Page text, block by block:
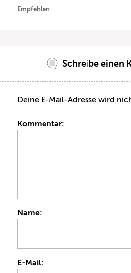
Empfehlen
Schreibe einen
Deine E-Mail-Adresse wird
Kommentar:
Name:
E-Mail: